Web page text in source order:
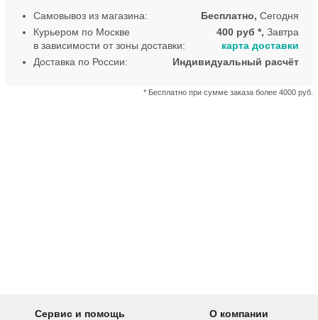
Самовывоз из магазина: Бесплатно, Сегодня
Курьером по Москве
в зависимости от зоны доставки:
400 руб *, Завтра
* Бесплатно при сумме заказа более 4000 руб.
карта доставки
Доставка по России:
Индивидуальный расчёт
Сервис и помощь О компании